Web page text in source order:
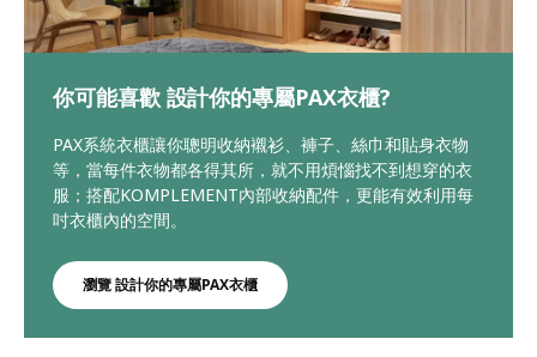
你可能喜歡 設計你的專屬PAX衣櫃?
PAX系統衣櫃讓你聰明收納襯衫、褲子、絲巾和貼身衣物
等，當每件衣物都各得其所，就不用煩惱找不到想穿的衣
服；搭配KOMPLEMENT內部收納配件，更能有效利用每
吋衣櫃內的空間。
瀏覽 設計你的專屬PAX衣櫃